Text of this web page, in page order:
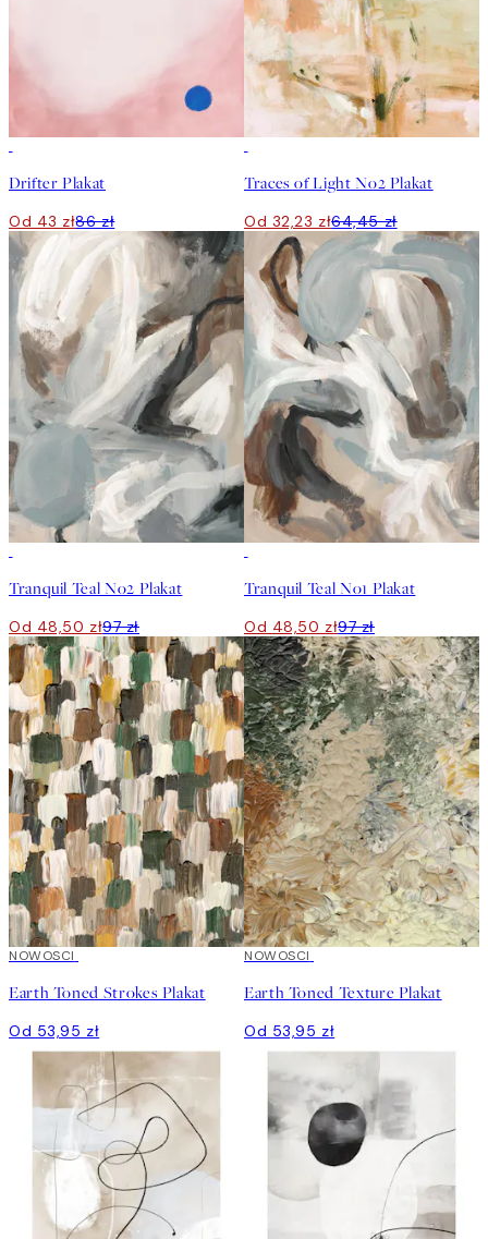
Drifter Plakat
Od 43 zł86 zł
Traces of Light No2 Plakat
Od 32,23 zł64,45 zł
Tranquil Teal No2 Plakat
Od 48,50 zł97 zł
Tranquil Teal No1 Plakat
Od 48,50 zł97 zł
NOWOSCI
Earth Toned Strokes Plakat
Od 53,95 zł
NOWOSCI
Earth Toned Texture Plakat
Od 53,95 zł